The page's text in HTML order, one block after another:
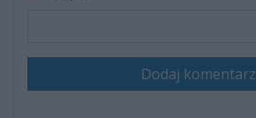
Dodaj komentarz